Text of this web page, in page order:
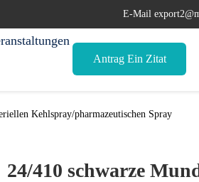
E-Mail
Antrag Ein Zitat
Kehlspray/pharmazeutischen Spray
24/410 schwarze